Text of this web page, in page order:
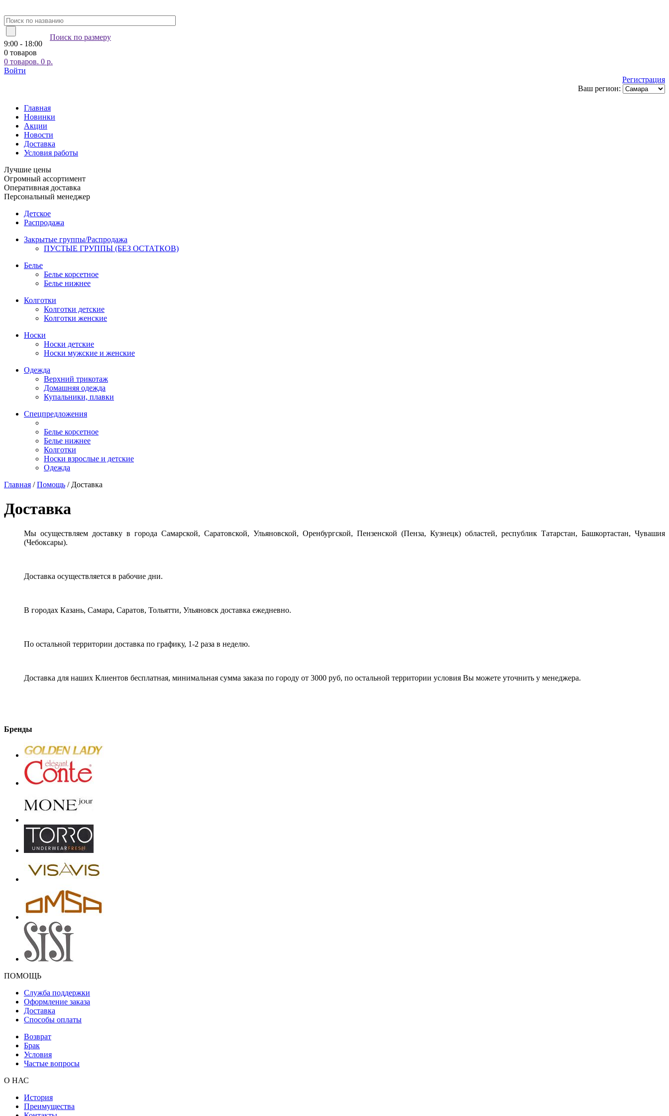
Поиск по размеру
9:00 - 18:00
0 товаров
0 товаров. 0 р.
Войти
Регистрация
Ваш регион:
Главная
Новинки
Акции
Новости
Доставка
Условия работы
Лучшие цены
Огромный ассортимент
Оперативная доставка
Персональный менеджер
Детское
Распродажа
Закрытые группы/Распродажа
ПУСТЫЕ ГРУППЫ (БЕЗ ОСТАТКОВ)
Белье
Белье корсетное
Белье нижнее
Колготки
Колготки детские
Колготки женские
Носки
Носки детские
Носки мужские и женские
Одежда
Верхний трикотаж
Домашняя одежда
Купальники, плавки
Спецпредложения
Белье корсетное
Белье нижнее
Колготки
Носки взрослые и детские
Одежда
Главная /Помощь / Доставка
Доставка
Мы осуществляем доставку в города Самарской, Саратовской, Ульяновской, Оренбургской, Пензенской (Пенза, Кузнецк) областей, республик Татарстан, Башкортастан, Чувашия
(Чебоксары).
Доставка осуществляется в рабочие дни.
В городах Казань, Самара, Саратов, Тольятти, Ульяновск доставка ежедневно.
По остальной территории доставка по графику, 1-2 раза в неделю.
Доставка для наших Клиентов бесплатная, минимальная сумма заказа по городу от 3000 руб, по остальной территории условия Вы можете уточнить у менеджера.
Бренды
ПОМОЩЬ
Служба поддержки
Оформление заказа
Доставка
Способы оплаты
Возврат
Брак
Условия
Частые вопросы
О НАС
История
Преимущества